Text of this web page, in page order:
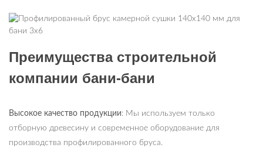
Преимущества строительной
компании бани-бани
Высокое качество продукции: Мы используем только
отборную древесину и современное оборудование для
производства профилированного бруса.